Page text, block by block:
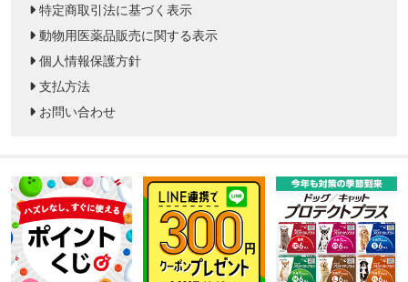
特定商取引法に基づく表示
動物用医薬品販売に関する表示
個人情報保護方針
支払方法
お問い合わせ